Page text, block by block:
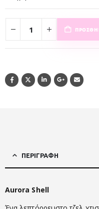
ΠΕΡΙΓΡΑΦΉ
Aurora Shell